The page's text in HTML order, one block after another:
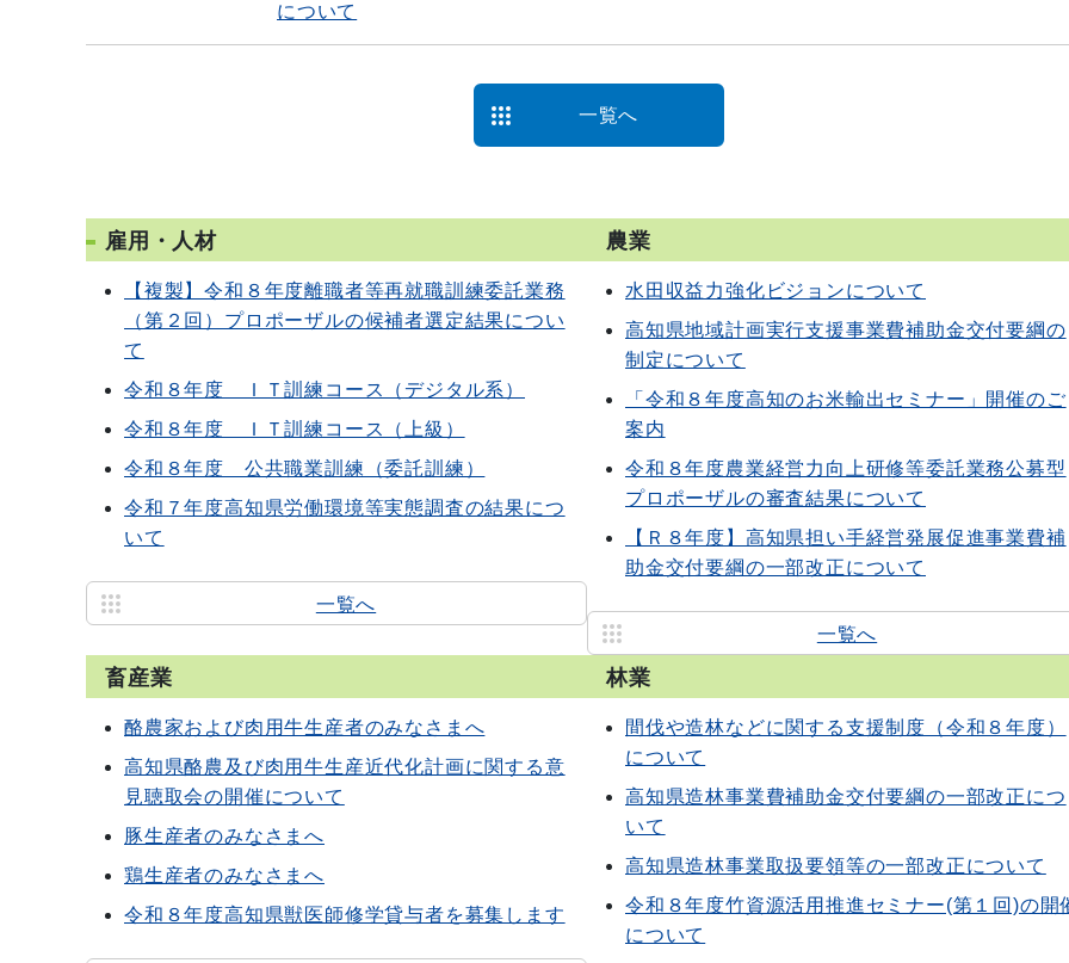
について
一覧へ
雇用・人材
【複製】令和８年度離職者等再就職訓練委託業務
（第２回）プロポーザルの候補者選定結果につい
て
令和８年度 ＩＴ訓練コース（デジタル系）
令和８年度 ＩＴ訓練コース（上級）
令和８年度 公共職業訓練（委託訓練）
令和７年度高知県労働環境等実態調査の結果につ
いて
一覧へ
農業
水田収益力強化ビジョンについて
高知県地域計画実行支援事業費補助金交付要綱の
制定について
「令和８年度高知のお米輸出セミナー」開催のご
案内
令和８年度農業経営力向上研修等委託業務公募型
プロポーザルの審査結果について
【Ｒ８年度】高知県担い手経営発展促進事業費補
助金交付要綱の一部改正について
一覧へ
畜産業
酪農家および肉用牛生産者のみなさまへ
高知県酪農及び肉用牛生産近代化計画に関する意
見聴取会の開催について
豚生産者のみなさまへ
鶏生産者のみなさまへ
令和８年度高知県獣医師修学貸与者を募集します
林業
間伐や造林などに関する支援制度（令和８年度）
について
高知県造林事業費補助金交付要綱の一部改正につ
いて
高知県造林事業取扱要領等の一部改正について
令和８年度竹資源活用推進セミナー(第１回)の開
について